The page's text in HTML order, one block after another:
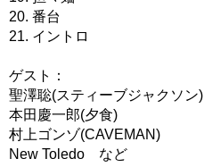
20. 番台
21. イントロ
ゲスト：
聖澤聡(スティーブジャクソン)
本田慶一郎(夕食)
村上ゴンゾ(CAVEMAN)
New Toledo など